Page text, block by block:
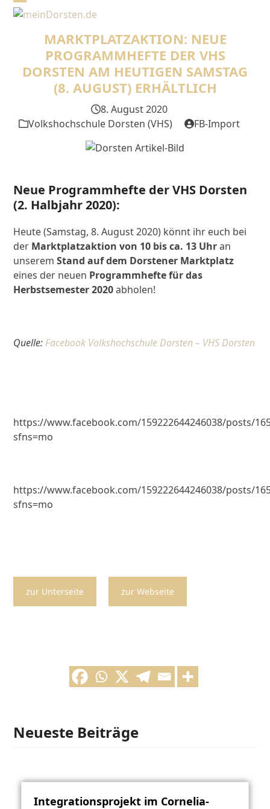
SkipOpen
mobile
menu
Close
mobile
menu
MARKTPLATZAKTION: NEUE
PROGRAMMHEFTE DER VHS
DORSTEN AM HEUTIGEN SAMSTAG
(8. AUGUST) ERHÄLTLICH
8. August 2020
Volkshochschule Dorsten (VHS)
FB-Import
Neue Programmhefte der VHS Dorsten
(2. Halbjahr 2020):
Heute (Samstag, 8. August 2020) könnt ihr euch bei
der Marktplatzaktion von 10 bis ca. 13 Uhran
unseremStand auf dem Dorstener Marktplatz
eines der neuen Programmhefte für das
Herbstsemester 2020abholen!
Quelle: Facebook Volkshochschule Dorsten – VHS Dorsten
https://www.facebook.com/159222644246038/posts/
sfns=mo
https://www.facebook.com/159222644246038/posts/
sfns=mo
zur Unterseite zur Webseite
Neueste Beiträge
Integrationsprojekt im Cornelia-